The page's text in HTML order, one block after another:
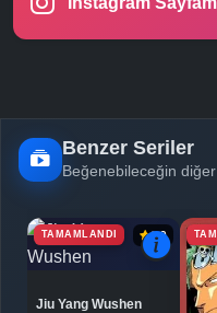
Benzer Seriler
Beğenebileceğin
TAMAMLANDI 6.9
Jiu Yang Wushen